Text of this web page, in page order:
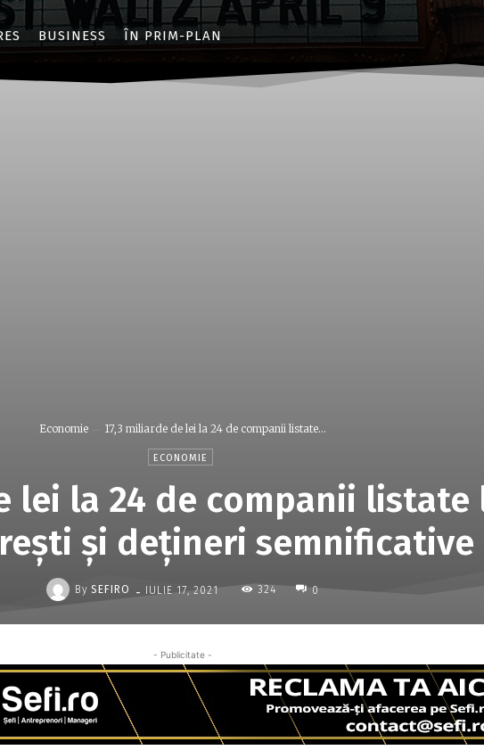
BUSINESS ÎN PRIM-PLAN
Economie 17,3 miliarde de lei la 24 de companii listate...
ECONOMIE
lei la 24 de companii listate
şi deţineri
By SEFIRO - IULIE 17, 2021 324 0
- Publicitate -